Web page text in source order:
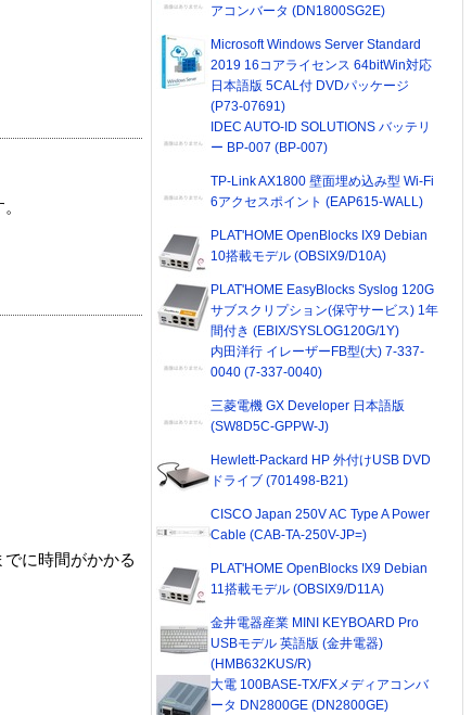
に時間がかかる
アコンバータ (DN1800SG2E)
Microsoft Windows Server Standard
2019 16コアライセンス 64bitWin対応
日本語版 5CAL付 DVDパッケージ
(P73-07691)
IDEC AUTO-ID SOLUTIONS バッテリ
ー BP-007 (BP-007)
TP-Link AX1800 壁面埋め込み型 Wi-Fi
6アクセスポイント (EAP615-WALL)
PLAT'HOME OpenBlocks IX9 Debian
10搭載モデル (OBSIX9/D10A)
PLAT'HOME EasyBlocks Syslog 120G
サブスクリプション(保守サービス) 1年
間付き (EBIX/SYSLOG120G/1Y)
内田洋行 イレーザーFB型(大) 7-337-
0040 (7-337-0040)
三菱電機 GX Developer 日本語版
(SW8D5C-GPPW-J)
Hewlett-Packard HP 外付けUSB DVD
ドライブ (701498-B21)
CISCO Japan 250V AC Type A Power
Cable (CAB-TA-250V-JP=)
PLAT'HOME OpenBlocks IX9 Debian
11搭載モデル (OBSIX9/D11A)
金井電器産業 MINI KEYBOARD Pro
USBモデル 英語版 (金井電器)
(HMB632KUS/R)
大電 100BASE-TX/FXメディアコンバ
ータ DN2800GE (DN2800GE)